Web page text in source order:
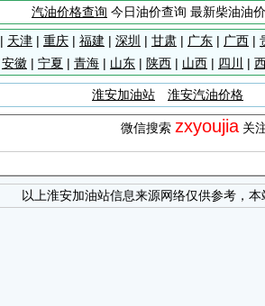
汽油价格查询 今日油价查询 最新柴油油
| 天津 | 重庆 | 福建 | 深圳 | 甘肃 | 广东 | 广西 |
安徽 | 宁夏 | 青海 | 山东 | 陕西 | 山西 | 四川 |
淮安加油站 淮安汽油价格
微信搜索 zxyoujia关
以上淮安加油站信息来源网络仅供参考，